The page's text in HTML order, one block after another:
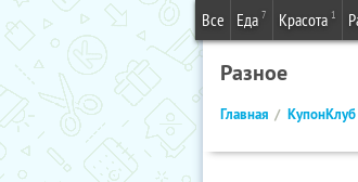
Все Еда 7 Красота 1
Разное
Главная КупонКлуб